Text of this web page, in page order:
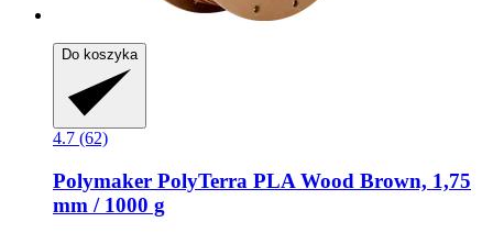
Do koszyka
4.7 (62)
Polymaker PolyTerra PLA Wood Brown, 1,75
mm / 1000 g